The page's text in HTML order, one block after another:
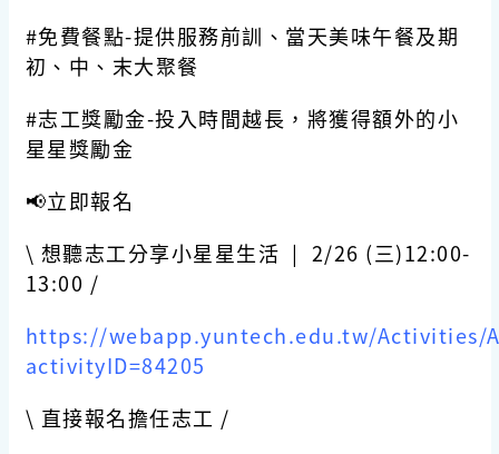
#免費餐點-提供服務前訓、當天美味午餐及期
初、中、末大聚餐
#志工獎勵金-投入時間越長，將獲得額外的小
星星獎勵金
📢立即報名
\ 想聽志工分享小星星生活 | 2/26 (三)12:00-
13:00 /
https://webapp.yuntech.edu.tw/Activities/
activityID=84205
\ 直接報名擔任志工 /